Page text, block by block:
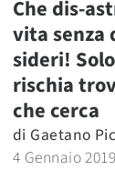
Che dis-
vita senza
sideri!
rischia
che cerca
di Gaetano
4 Gennaio 2019